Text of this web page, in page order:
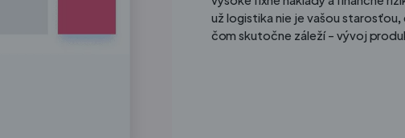
už logistika nie je vašou
čom skutočne záleží – vývoj